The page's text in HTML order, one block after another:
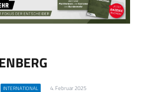
INTERNATIONAL 4. Februar 2025